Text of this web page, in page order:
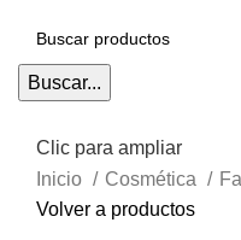
Buscar...
Clic para ampliar
Inicio
Cosmética
Volver a productos